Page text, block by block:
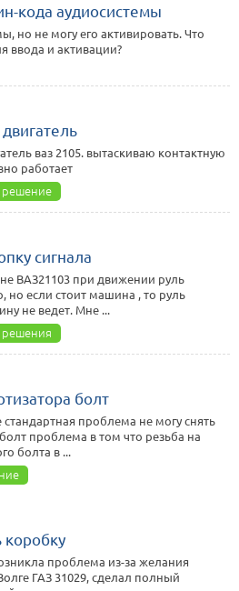
кода аудиосистемы
но не могу его активировать. Что
ввода и активации?
ваз 2105. вытаскиваю контактную
работает
решение
сигнала
ВАЗ21103 при движении руль
но если стоит машина , то руль
не ведет. Мне ...
решения
болт
стандартная проблема не могу снять
проблема в том что резьба на
болта в ...
коробку
проблема из-за желания
ГАЗ 31029, сделал полный